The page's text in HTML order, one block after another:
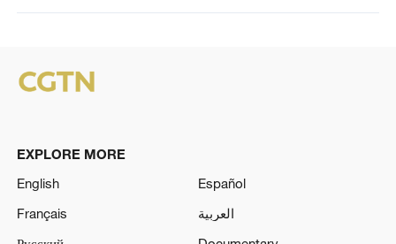
EXPLORE MORE
English
Español
Français
العربية